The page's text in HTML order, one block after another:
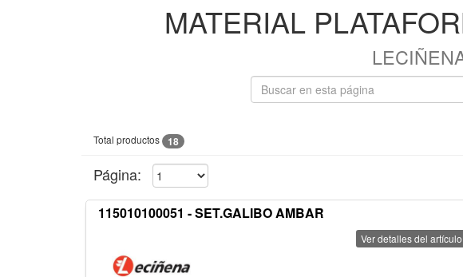
MATERIAL
Total productos 18
Página:
115010100051 - SET.GALIBO AMBAR
Ver detalles del artículo